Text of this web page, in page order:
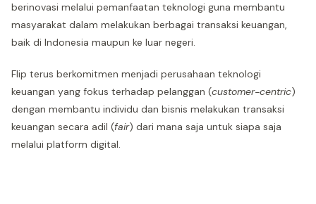
berinovasi melalui pemanfaatan teknologi guna membantu
masyarakat dalam melakukan berbagai transaksi keuangan,
baik di Indonesia maupun ke luar negeri.
Flip terus berkomitmen menjadi perusahaan teknologi
keuangan yang fokus terhadap pelanggan (customer-centric)
dengan membantu individu dan bisnis melakukan transaksi
keuangan secara adil (fair) dari mana saja untuk siapa saja
melalui platform digital.